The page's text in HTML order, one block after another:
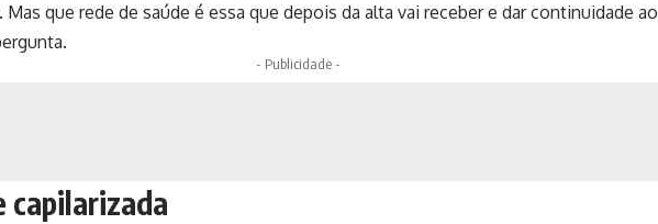
que rede de saúde é essa que depois da alta vai receber e dar continuidade ao
- Publicidade -